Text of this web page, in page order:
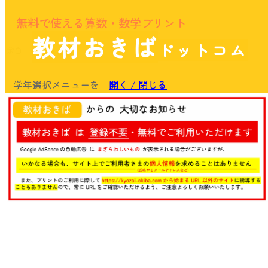
無料で使える算数・数学プリント
教材おきば ドットコム
学年選択メニューを 開く / 閉じる